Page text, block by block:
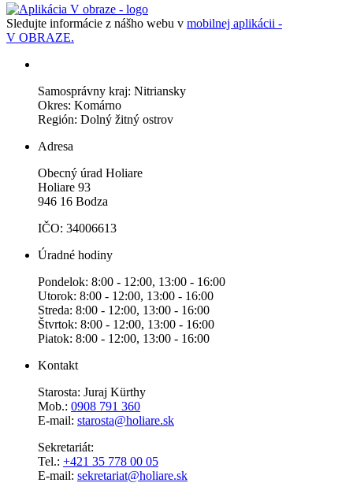
Sledujte informácie z nášho webu v mobilnej aplikácii -
V OBRAZE.
Samosprávny kraj: Nitriansky
Okres: Komárno
Región: Dolný žitný ostrov
Adresa
Obecný úrad Holiare
Holiare 93
946 16 Bodza
IČO: 34006613
Úradné hodiny
Pondelok: 8:00 - 12:00, 13:00 - 16:00
Utorok: 8:00 - 12:00, 13:00 - 16:00
Streda: 8:00 - 12:00, 13:00 - 16:00
Štvrtok: 8:00 - 12:00, 13:00 - 16:00
Piatok: 8:00 - 12:00, 13:00 - 16:00
Kontakt
Starosta: Juraj Kürthy
Mob.: 0908 791 360
E-mail: starosta@holiare.sk
Sekretariát:
Tel.: +421 35 778 00 05
E-mail: sekretariat@holiare.sk